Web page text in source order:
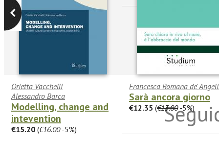
Orietta Vacchelli
Alessandro Barca
Modelling, change and
intevention
€15.20 (€16.00-5%)
Francesca Romana de'
Sarà ancora giorno
€12.35 (€13.00-5%)